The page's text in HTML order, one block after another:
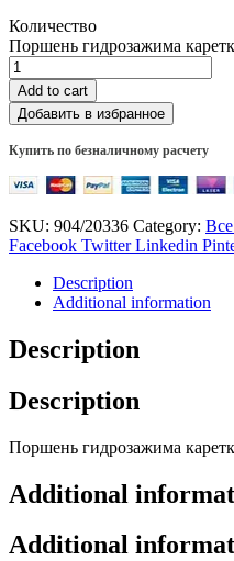
Количество
Поршень гидрозажима
Add to cart
Добавить в избранное
Купить по безналичному расчету
SKU: 904/20336 Category: Все
Facebook Twitter Linkedin
Description
Additional information
Description
Description
Поршень гидрозажима
Additional
Additional